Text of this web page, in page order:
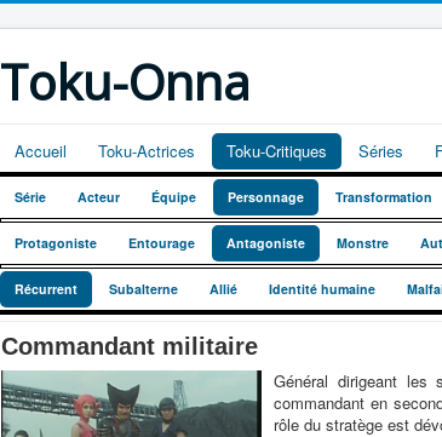
Toku-Onna
Accueil Toku-Actrices Toku-Critiques Séries
Série Acteur Équipe Personnage Transformation
Protagoniste Entourage Antagoniste Monstre
Récurrent Subalterne Allié Identité humaine
Commandant militaire
Général dirigeant
commandant en
rôle du stratège est